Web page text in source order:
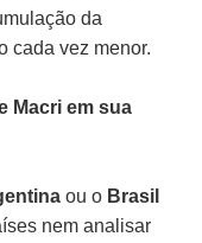
da
cada vez menor.
Macri em sua
ou o Brasil
nem analisar